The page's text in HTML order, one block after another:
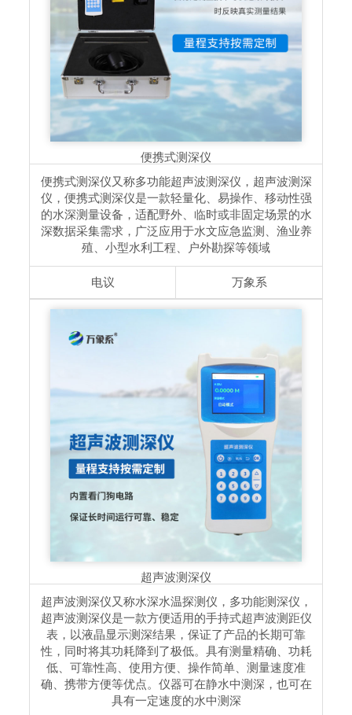
便携式测深仪
便携式测深仪又称多功能超声波测深仪，超声波测深
仪，便携式测深仪是一款轻量化、易操作、移动性强
的水深测量设备，适配野外、临时或非固定场景的水
深数据采集需求，广泛应用于水文应急监测、渔业养
殖、小型水利工程、户外勘探等领域
电议 万象系
超声波测深仪
超声波测深仪又称水深水温探测仪，多功能测深仪，
超声波测深仪是一款方便适用的手持式超声波测距仪
表，以液晶显示测深结果，保证了产品的长期可靠
性，同时将其功耗降到了极低。具有测量精确、功耗
低、可靠性高、使用方便、操作简单、测量速度准
确、携带方便等优点。仪器可在静水中测深，也可在
具有一定速度的水中测深